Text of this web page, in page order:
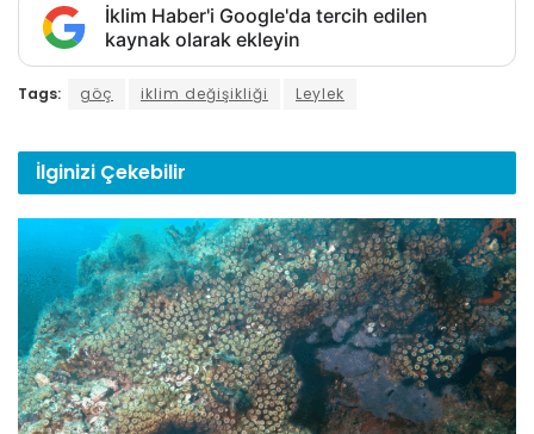
İklim Haber'i Google'da tercih edilen
kaynak olarak ekleyin
Tags: göç iklim değişikliği Leylek
İlginizi Çekebilir